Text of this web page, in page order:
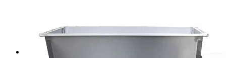
Žiadne produkty v košíku.